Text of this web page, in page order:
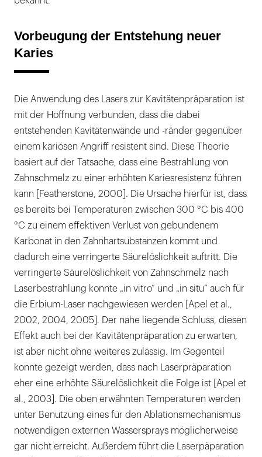
Vorbeugung der Entstehung neuer
Karies
Die Anwendung des Lasers zur Kavitätenpräparation ist
mit der Hoffnung verbunden, dass die dabei
entstehenden Kavitätenwände und -ränder gegenüber
einem kariösen Angriff resistent sind. Diese Theorie
basiert auf der Tatsache, dass eine Bestrahlung von
Zahnschmelz zu einer erhöhten Kariesresistenz führen
kann [Featherstone, 2000]. Die Ursache hierfür ist, dass
es bereits bei Temperaturen zwischen 300 °C bis 400
°C zu einem effektiven Verlust von gebundenem
Karbonat in den Zahnhartsubstanzen kommt und
dadurch eine verringerte Säurelöslichkeit auftritt. Die
verringerte Säurelöslichkeit von Zahnschmelz nach
Laserbestrahlung konnte „in vitro” und „in situ” auch für
die Erbium-Laser nachgewiesen werden [Apel et al.,
2002, 2004, 2005]. Der nahe liegende Schluss, diesen
Effekt auch bei der Kavitätenpräparation zu erwarten,
ist aber nicht ohne weiteres zulässig. Im Gegenteil
konnte gezeigt werden, dass nach Laserpräparation
eher eine erhöhte Säurelöslichkeit die Folge ist [Apel et
al., 2003]. Die oben erwähnten Temperaturen werden
unter Benutzung eines für den Ablationsmechanismus
notwendigen externen Wassersprays möglicherweise
gar nicht erreicht. Außerdem führt die Laserpäparation